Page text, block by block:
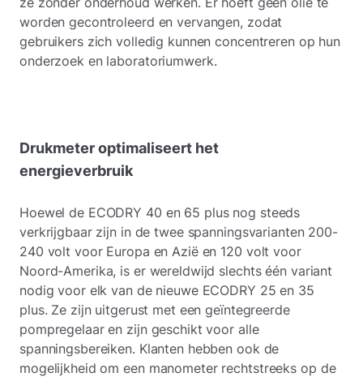
worden gecontroleerd en vervangen, zodat
gebruikers zich volledig kunnen concentreren op hun
onderzoek en laboratoriumwerk.
Drukmeter optimaliseert het
energieverbruik
Hoewel de ECODRY 40 en 65 plus nog steeds
verkrijgbaar zijn in de twee spanningsvarianten 200-
240 volt voor Europa en Azië en 120 volt voor
Noord-Amerika, is er wereldwijd slechts één variant
nodig voor elk van de nieuwe ECODRY 25 en 35
plus. Ze zijn uitgerust met een geïntegreerde
pompregelaar en zijn geschikt voor alle
spanningsbereiken. Klanten hebben ook de
mogelijkheid om een manometer rechtstreeks op de